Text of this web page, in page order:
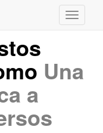
Una
a